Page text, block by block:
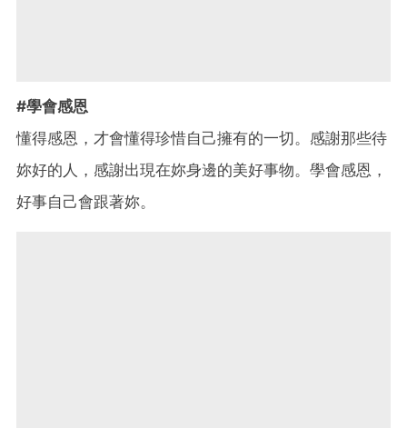
#學會感恩
懂得感恩，才會懂得珍惜自己擁有的一切。感謝那些待
妳好的人，感謝出現在妳身邊的美好事物。學會感恩，
好事自己會跟著妳。